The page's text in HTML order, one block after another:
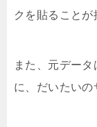
クを貼ることが
また、元デー
に、だいたいの